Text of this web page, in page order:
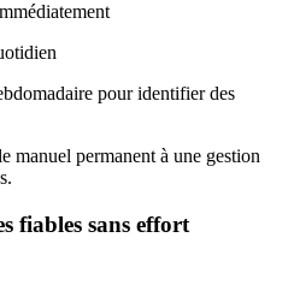
pour identifier des
manuel permanent à une gestion
fiables sans effort